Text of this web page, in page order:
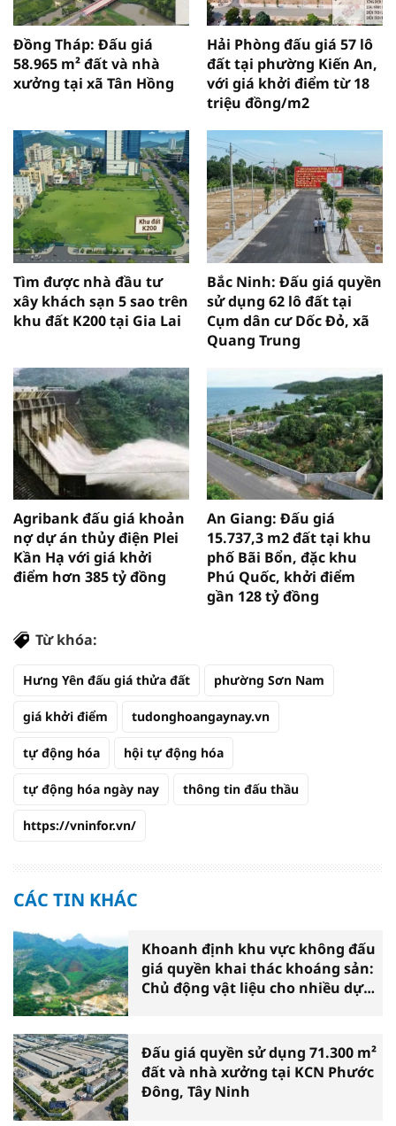
Đồng Tháp: Đấu giá
58.965 m² đất và nhà
xưởng tại xã Tân Hồng
Hải Phòng đấu giá 57 lô
đất tại phường Kiến An,
với giá khởi điểm từ 18
triệu đồng/m2
Tìm được nhà đầu tư
xây khách sạn 5 sao trên
khu đất K200 tại Gia Lai
Bắc Ninh: Đấu giá quyền
sử dụng 62 lô đất tại
Cụm dân cư Dốc Đỏ, xã
Quang Trung
Agribank đấu giá khoản
nợ dự án thủy điện Plei
Kần Hạ với giá khởi
điểm hơn 385 tỷ đồng
An Giang: Đấu giá
15.737,3 m2 đất tại khu
phố Bãi Bổn, đặc khu
Phú Quốc, khởi điểm
gần 128 tỷ đồng
Từ khóa:
Hưng Yên đấu giá thửa đất phường Sơn Nam
giá khởi điểm tudonghoangaynay.vn
tự động hóa hội tự động hóa
tự động hóa ngày nay thông tin đấu thầu
https://vninfor.vn/
CÁC TIN KHÁC
Khoanh định khu vực không đấu
giá quyền khai thác khoáng sản:
Chủ động vật liệu cho nhiều dự
Đấu giá quyền sử dụng 71.300 m²
đất và nhà xưởng tại KCN Phước
Đông, Tây Ninh